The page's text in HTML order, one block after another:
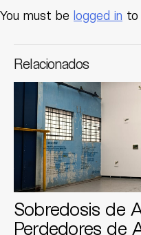
You must be logged in to
Relacionados
Sobredosis de
Perdedores de